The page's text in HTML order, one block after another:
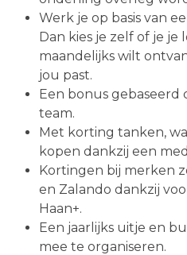
Werk je op basis van
Dan kies je zelf of je je
maandelijks wilt
jou past.
Een bonus gebaseerd
team.
Met korting tanken,
kopen dankzij een
Kortingen bij merken
en Zalando dankzij
Haan+.
Een jaarlijks uitje en
mee te organiseren.